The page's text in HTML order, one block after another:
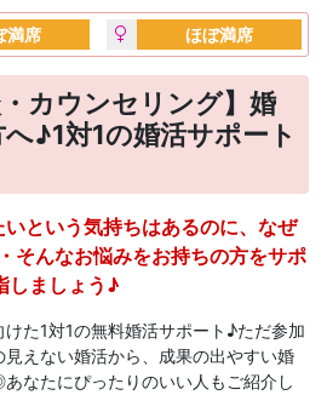
満席 ほぼ満席
・カウンセリング】婚
♪1対1の婚活サポート
いという気持ちはあるのに、なぜ
そんなお悩みをお持ちの方をサポ
しましょう♪
た1対1の無料婚活サポート♪ただ参加
見えない婚活から、成果の出やすい婚
なたにぴったりのいい人もご紹介し